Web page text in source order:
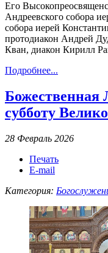
Его
Андреевского собора
собора иерей
протодиакон Андрей
Кван, диакон Кирилл
Подробнее...
Божественная
субботу
28 Февраль 2026
Печать
E-mail
Категория: